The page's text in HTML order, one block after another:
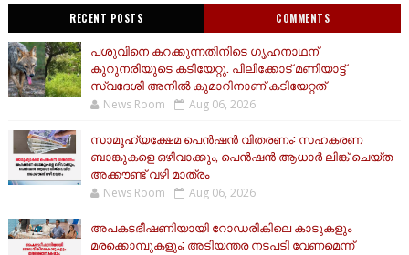
RECENT POSTS COMMENTS
പശുവിനെ കറക്കുന്നതിനിടെ ഗൃഹനാഥന്
കുറുനരിയുടെ കടിയേറ്റു. പിലിക്കോട് മണിയാട്ട്
സ്വദേശി അനിൽ കുമാറിനാണ് കടിയേറ്റത്
News Room Aug 06, 2026
സാമൂ​ഹ്യക്ഷേമ പെൻഷൻ വിതരണം: സഹകരണ
ബാങ്കുകളെ ഒഴിവാക്കും, പെൻഷൻ ആധാർ‌ ലിങ്ക് ചെയ്ത
അക്കൗണ്ട് വഴി മാത്രം
News Room Aug 06, 2026
അപകടഭീഷണിയായി റോഡരികിലെ കാടുകളും
മരക്കൊമ്പുകളും; അടിയന്തര നടപടി വേണമെന്ന്